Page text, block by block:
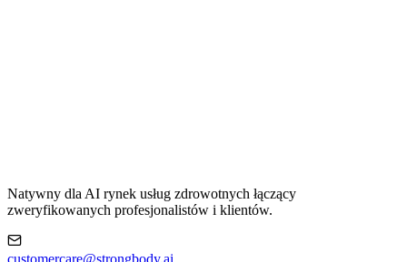
Natywny dla AI rynek usług zdrowotnych łączący
zweryfikowanych profesjonalistów i klientów.